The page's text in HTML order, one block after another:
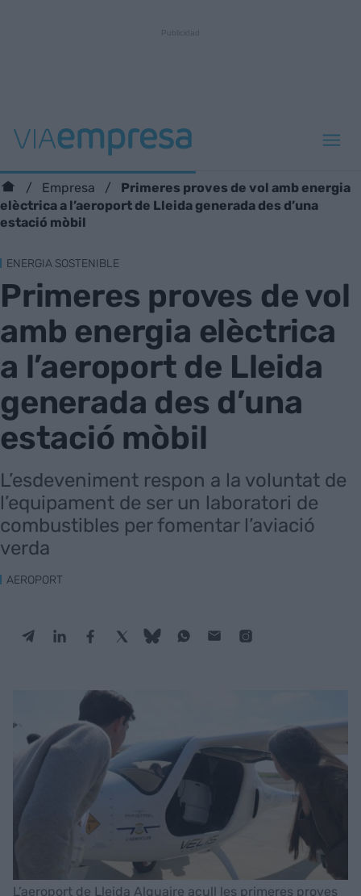
Empresa
Primeres proves de vol amb energia
elèctrica a l’aeroport de Lleida generada des d’una
estació mòbil
ENERGIA SOSTENIBLE
Primeres proves de vol
amb energia elèctrica
a l’aeroport de Lleida
generada des d’una
estació mòbil
L’esdeveniment respon a la voluntat de
l’equipament de ser un laboratori de
combustibles per fomentar l’aviació
verda
AEROPORT
L’aeroport de Lleida Alguaire acull les primeres proves